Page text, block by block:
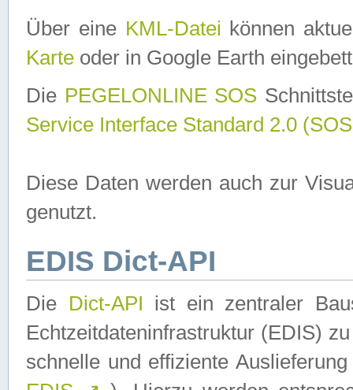
Über eine KML-Datei können
Karte oder in Google Earth
Die PEGELONLINE SOS
Service Interface Standard 2.0
Diese Daten werden auch zur
genutzt.
EDIS Dict-API
Die Dict-API ist ein zentraler
Echtzeitdateninfrastruktur (EDIS)
schnelle und effiziente